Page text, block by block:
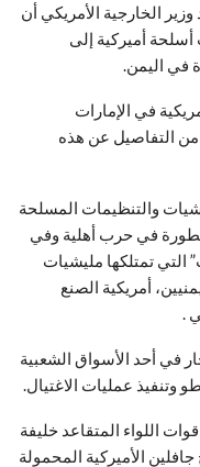
الخارجية الأمريكي أن
أميركية إلى
في اليمن.
في الإمارات
التفاصيل عن هذه
والتنظيمات المسلحة
في حرب أهلية وفي
التي تمتلكها مليشيات
أمريكية الصنع
.
في أحد الأسواق الشعبية
وتنفيذ عمليات الاغتيال.
اللواء المتقاعد خليفة
الأميركية المحمولة